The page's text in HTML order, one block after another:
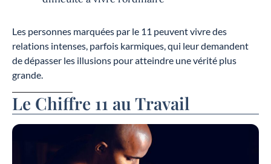
Les personnes marquées par le 11 peuvent vivre des
relations intenses, parfois karmiques, qui leur demandent
de dépasser les illusions pour atteindre une vérité plus
grande.
Le Chiffre 11 au Travail